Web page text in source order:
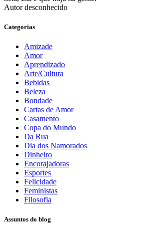
Autor desconhecido
Categorias
Amizade
Amor
Aprendizado
Arte/Cultura
Bebidas
Beleza
Bondade
Cartas de Amor
Casamento
Copa do Mundo
Da Rua
Dia dos Namorados
Dinheiro
Encorajadoras
Esportes
Felicidade
Feministas
Filosofia
Assuntos do blog